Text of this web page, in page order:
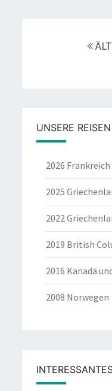
UNSERE REISEN
2026 Frankreich
2025
2022
2019 British
2016 Kanada
2008 Norwegen